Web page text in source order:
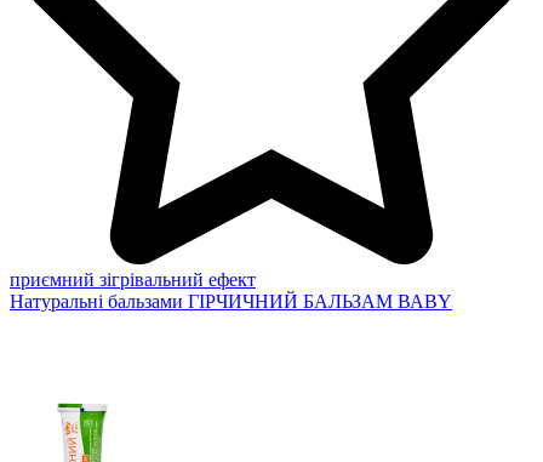
приємний зігрівальний ефект
Натуральні бальзами ГІРЧИЧНИЙ БАЛЬЗАМ ВАВY